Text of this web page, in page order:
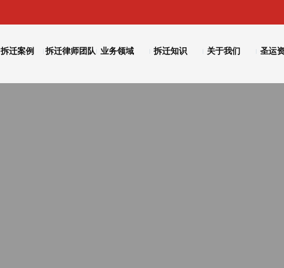
拆迁案例 拆迁律师团队 业务领域 拆迁知识 关于我们 圣运